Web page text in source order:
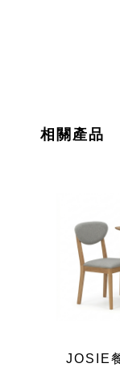
相關產品
JOSIE